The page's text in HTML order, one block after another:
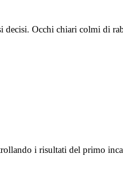
decisi. Occhi chiari colmi di
i risultati del primo